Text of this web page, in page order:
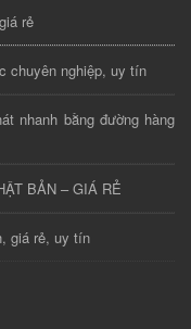
rẻ
chuyên nghiệp, uy tín
nhanh bằng đường hàng
BẢN – GIÁ RẺ
giá rẻ, uy tín